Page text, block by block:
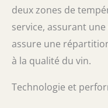
deux zones de
service, assurant
assure une
à la qualité du vin.
Technologie et